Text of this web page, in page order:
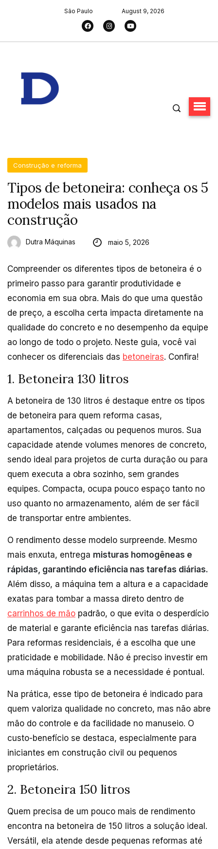
São Paulo August 9, 2026
Construção e reforma
Tipos de betoneira: conheça os 5
modelos mais usados na
construção
Dutra Máquinas maio 5, 2026
Compreender os diferentes tipos de betoneira é o
primeiro passo para garantir produtividade e
economia em sua obra. Mais do que uma questão
de preço, a escolha certa impacta diretamente na
qualidade do concreto e no desempenho da equipe
ao longo de todo o projeto. Neste guia, você vai
conhecer os diferenciais das betoneiras. Confira!
1. Betoneira 130 litros
A betoneira de 130 litros é destaque entre os tipos
de betoneira para quem reforma casas,
apartamentos, calçadas ou pequenos muros. Sua
capacidade atende volumes menores de concreto,
sendo ideal para projetos de curta duração ou para
quem executa a obra sozinho, sem grandes
equipes. Compacta, ocupa pouco espaço tanto no
uso quanto no armazenamento, além de ser fácil
de transportar entre ambientes.
O rendimento desse modelo surpreende. Mesmo
mais enxuta, entrega misturas homogêneas e
rápidas, garantindo eficiência nas tarefas diárias.
Além disso, a máquina tem a altura e a capacidade
exatas para tombar a massa direto dentro de
carrinhos de mão padrão, o que evita o desperdício
de material e garante eficiência nas tarefas diárias.
Para reformas residenciais, é a escolha que une
praticidade e mobilidade. Não é preciso investir em
uma máquina robusta se a necessidade é pontual.
Na prática, esse tipo de betoneira é indicado para
quem valoriza qualidade no concreto, mas não abre
mão do controle e da facilidade no manuseio. O
custo-benefício se destaca, especialmente para
iniciantes em construção civil ou pequenos
proprietários.
2. Betoneira 150 litros
Quem precisa de um pouco mais de rendimento
encontra na betoneira de 150 litros a solução ideal.
Versátil, ela atende desde pequenas reformas até